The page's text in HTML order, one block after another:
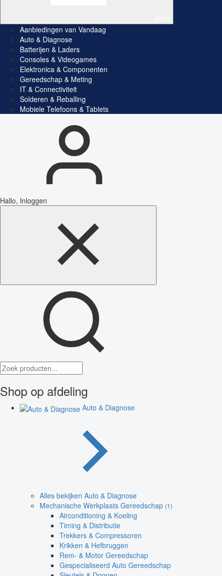
Aanbiedingen van Vandaag
Auto & Diagnose
Batterijen & Laders
Consoles & Videogames
Elektronica & Componenten
Gereedschap & Meting
IT & Connectiviteit
Solderen & Reballing
Mobiele Telefoons & Tablets
Hallo, Inloggen
Shop op afdeling
Auto & Diagnose
Alles bekijken Auto & Diagnose
Mechanische Werkplaats Gereedschap (1)
Airconditioning & Koeling
Timing & Distributie
Trekkers & Compressoren
Krikken & Hefbruggen
Rem- & Motor Gereedschap
Gespecialiseerd Auto Gereedschap